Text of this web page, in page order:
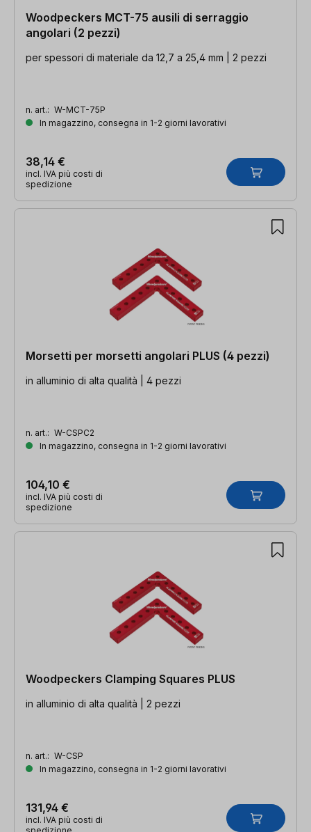
Woodpeckers MCT-75 ausili di serraggio
angolari (2 pezzi)
per spessori di materiale da 12,7 a 25,4 mm | 2 pezzi
n. art.: W-MCT-75P
In magazzino, consegna in 1-2 giorni lavorativi
38,14 €
incl. IVA più costi di
spedizione
Morsetti per morsetti angolari PLUS (4 pezzi)
in alluminio di alta qualità | 4 pezzi
n. art.: W-CSPC2
In magazzino, consegna in 1-2 giorni lavorativi
104,10 €
incl. IVA più costi di
spedizione
Woodpeckers Clamping Squares PLUS
in alluminio di alta qualità | 2 pezzi
n. art.: W-CSP
In magazzino, consegna in 1-2 giorni lavorativi
131,94 €
incl. IVA più costi di